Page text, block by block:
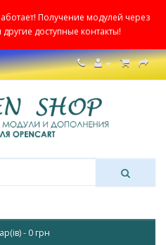
Получение модулей через
доступные контакты!
- 0 грн